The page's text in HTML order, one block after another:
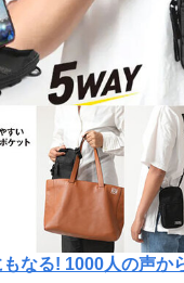
なる! 1000人の声か